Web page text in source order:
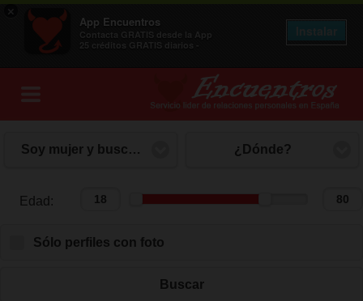
×
App Encuentros
Contacta GRATIS desde la App
25 créditos GRATIS diarios -
Soy mujer y busco hombre ¿Dónde?
Edad: Edad:
Sólo perfiles con foto
Buscar